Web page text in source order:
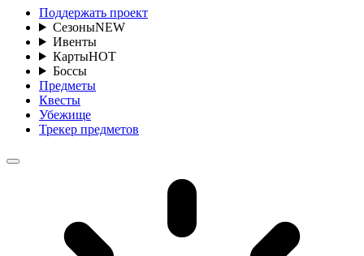
Поддержать проект
СезоныNEW
Ивенты
КартыHOT
Боссы
Предметы
Квесты
Убежище
Трекер предметов